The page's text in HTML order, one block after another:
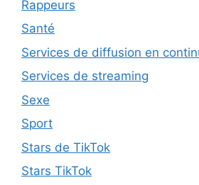
Rappeurs
Santé
Services de diffusion en
Services de streaming
Sexe
Sport
Stars de TikTok
Stars TikTok